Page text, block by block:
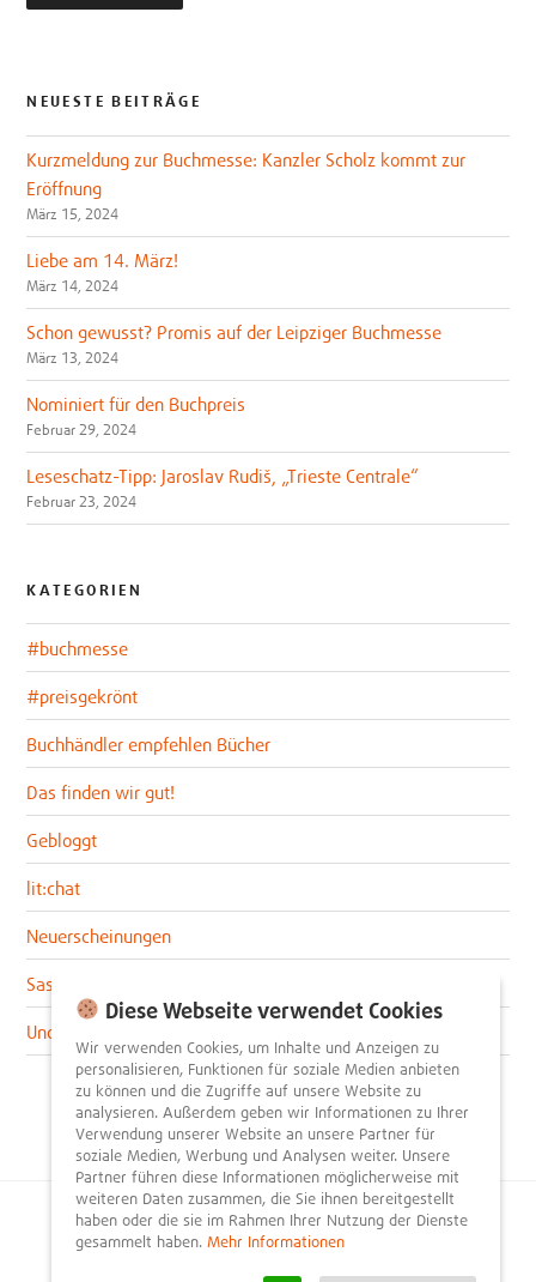
NEUESTE BEITRÄGE
Kurzmeldung zur Buchmesse: Kanzler Scholz kommt zur
Eröffnung
März 15, 2024
Liebe am 14. März!
März 14, 2024
Schon gewusst? Promis auf der Leipziger Buchmesse
März 13, 2024
Nominiert für den Buchpreis
Februar 29, 2024
Leseschatz-Tipp: Jaroslav Rudiš, „Trieste Centrale“
Februar 23, 2024
KATEGORIEN
#buchmesse
#preisgekrönt
Buchhändler empfehlen Bücher
Das finden wir gut!
Gebloggt
lit:chat
Neuerscheinungen
Sascha im lit:blog
Uncategorized
© 2026litnity – Bücher entdecken und empfehlen.
Diese Webseite verwendet Cookies
Wir verwenden Cookies, um Inhalte und Anzeigen zu
personalisieren, Funktionen für soziale Medien anbieten
zu können und die Zugriffe auf unsere Website zu
analysieren. Außerdem geben wir Informationen zu Ihrer
Verwendung unserer Website an unsere Partner für
soziale Medien, Werbung und Analysen weiter. Unsere
Partner führen diese Informationen möglicherweise mit
weiteren Daten zusammen, die Sie ihnen bereitgestellt
haben oder die sie im Rahmen Ihrer Nutzung der Dienste
gesammelt haben. Mehr Informationen